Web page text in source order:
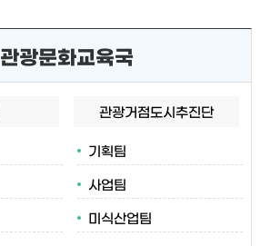
관광문화교육국
관광거점도시추진단
기획팀
사업팀
미식산업팀